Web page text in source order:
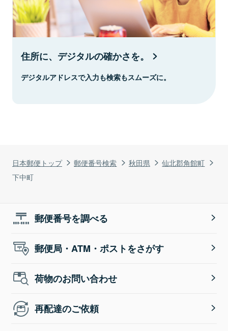
日本郵便トップ 郵便番号検索 秋田県
仙北郡角館町
下中町
住所に、デジタルの確かさを。
デジタルアドレスで入力も検索もスムーズに。
郵便番号を調べる
郵便局・ATM・ポストをさがす
荷物のお問い合わせ
再配達のご依頼